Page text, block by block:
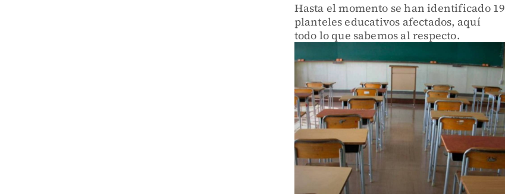
Hasta el momento se han identificado 19
planteles educativos afectados, aquí
todo lo que sabemos al respecto.